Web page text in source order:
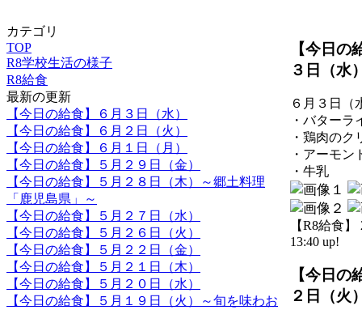
カテゴリ
TOP
R8学校生活の様子
R8給食
最新の更新
【今日の給食】６月３日（水）
【今日の給食】６月２日（火）
【今日の給食】６月１日（月）
【今日の給食】５月２９日（金）
【今日の給食】５月２８日（木）～郷土料理
「鹿児島県」～
【今日の給食】５月２７日（水）
【今日の給食】５月２６日（火）
【今日の給食】５月２２日（金）
【今日の給食】５月２１日（木）
【今日の給食】５月２０日（水）
【今日の給食】５月１９日（火）～旬を味わお
【今日の
３日（水
６月３日（
・バターラ
・鶏肉のク
・アーモン
・牛乳
【R8給食】
13:40 up!
【今日の
２日（火